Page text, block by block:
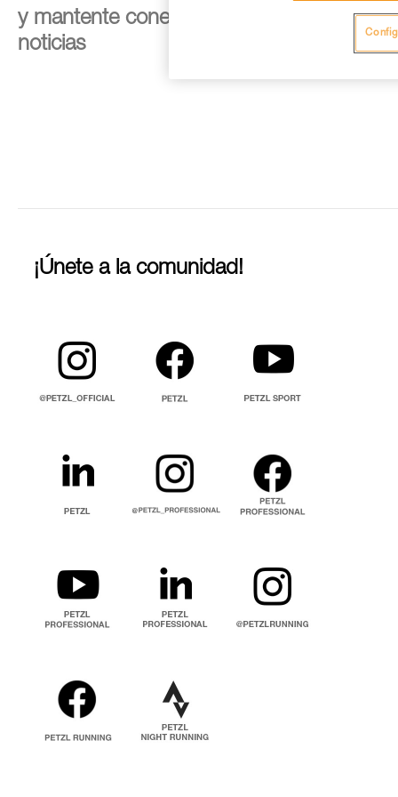
y mantente conectado con nuestras
noticias
¡Únete a la comunidad!